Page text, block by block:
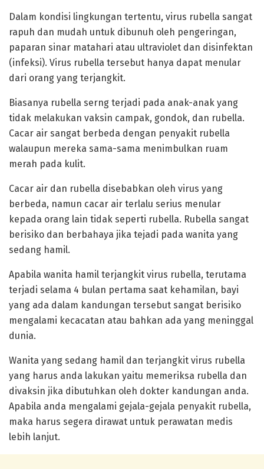
Dalam kondisi lingkungan tertentu, virus rubella sangat
rapuh dan mudah untuk dibunuh oleh pengeringan,
paparan sinar matahari atau ultraviolet dan disinfektan
(infeksi). Virus rubella tersebut hanya dapat menular
dari orang yang terjangkit.
Biasanya rubella serng terjadi pada anak-anak yang
tidak melakukan vaksin campak, gondok, dan rubella.
Cacar air sangat berbeda dengan penyakit rubella
walaupun mereka sama-sama menimbulkan ruam
merah pada kulit.
Cacar air dan rubella disebabkan oleh virus yang
berbeda, namun cacar air terlalu serius menular
kepada orang lain tidak seperti rubella. Rubella sangat
berisiko dan berbahaya jika tejadi pada wanita yang
sedang hamil.
Apabila wanita hamil terjangkit virus rubella, terutama
terjadi selama 4 bulan pertama saat kehamilan, bayi
yang ada dalam kandungan tersebut sangat berisiko
mengalami kecacatan atau bahkan ada yang meninggal
dunia.
Wanita yang sedang hamil dan terjangkit virus rubella
yang harus anda lakukan yaitu memeriksa rubella dan
divaksin jika dibutuhkan oleh dokter kandungan anda.
Apabila anda mengalami gejala-gejala penyakit rubella,
maka harus segera dirawat untuk perawatan medis
lebih lanjut.